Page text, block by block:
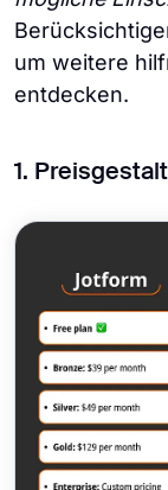
um weitere
entdecken.
1.